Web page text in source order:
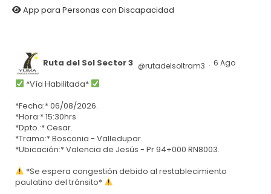
App para Personas con Discapacidad
Ruta del Sol Sector 3 @rutadelsoltram3 · 6 Ago
*Vía Habilitada*
*Fecha:* 06/08/2026.
*Hora:* 15:30hrs
*Dpto.:* Cesar.
*Tramo:* Bosconia - Valledupar.
*Ubicación:* Valencia de Jesús - Pr 94+000 RN8003.
*Se espera congestión debido al restablecimiento
paulatino del tránsito*